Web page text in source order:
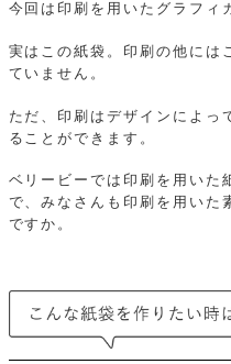
今回は印刷を用いたグラフィ
実はこの紙袋。印刷の他には
ていません。
ただ、印刷はデザインによっ
ることができます。
ベリービーでは印刷を用いた
で、みなさんも印刷を用いた
ですか。